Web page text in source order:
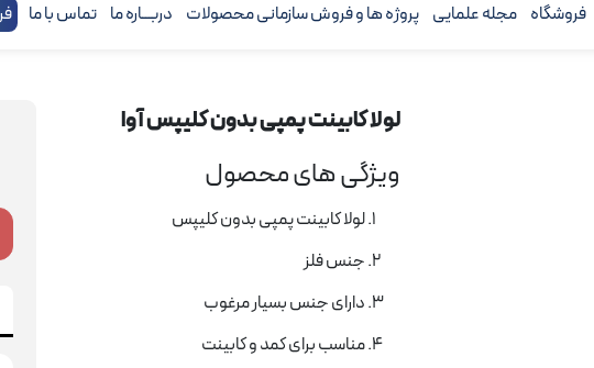
فروشگاه مجله علمایی پروژه ها و فروش سازمانی محصولات دربـــاره ما تماس با ما
لولا کابینت پمپی بدون کلیپس آوا
ویژگی های محصول
لولا کابینت پمپی بدون کلیپس
جنس فلز
دارای جنس بسیار مرغوب
مناسب برای کمد و کابینت